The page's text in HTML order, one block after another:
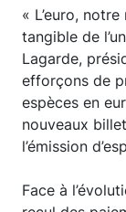
« L’euro,
tangible de
Lagarde,
efforçons de
espèces en
nouveaux
l’émission
Face à